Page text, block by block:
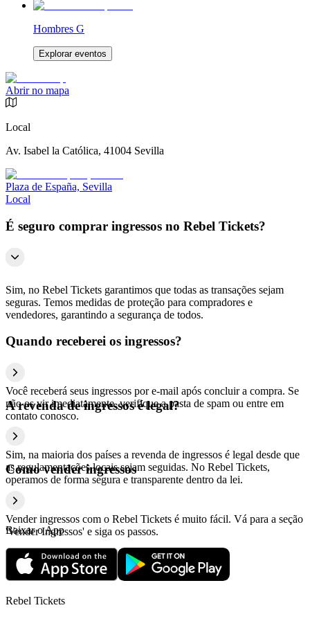
Hombres G
Explorar eventos
Abrir no mapa
Local
Av. Isabel la Católica, 41004 Sevilla
Plaza de España, Sevilla
Local
É seguro comprar ingressos no Rebel Tickets?
Sim, no Rebel Tickets garantimos que todas as transações sejam
seguras. Temos medidas de proteção para compradores e
vendedores, garantindo a segurança de todos.
Quando receberei os ingressos?
Você receberá seus ingressos por e-mail após concluir a compra. Se
não os vir imediatamente, verifique a pasta de spam ou entre em
contato conosco.
A revenda de ingressos é legal?
Sim, na maioria dos países a revenda de ingressos é legal desde que
as regulamentações locais sejam seguidas. No Rebel Tickets,
operamos de forma segura e transparente dentro da lei.
Como vender ingressos
Vender ingressos com o Rebel Tickets é muito fácil. Vá para a seção
'Vender Ingressos' e siga os passos.
Baixar o App
Rebel Tickets